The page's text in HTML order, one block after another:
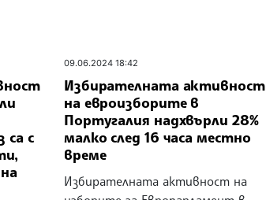
с
09.06.2024 18:42
Избирателната активност
на евроизборите в
Португалия надхвърли 28%
малко след 16 часа местно
време
Избирателната активност на